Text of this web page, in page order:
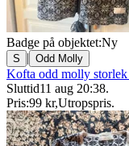
Badge på objektet:Ny
S | Odd Molly
Kofta odd molly storlek
Sluttid11 aug 20:38.
Pris:99 kr,Utropspris.